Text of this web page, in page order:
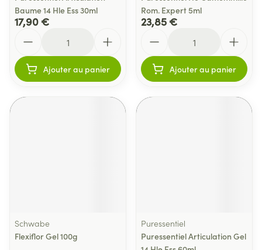
Baume 14 Hle Ess 30ml
17,90 €
Ajouter au panier
Rom. Expert 5ml
23,85 €
Ajouter au panier
Schwabe
Flexiflor Gel 100g
Puressentiel
Puressentiel Articulation Gel